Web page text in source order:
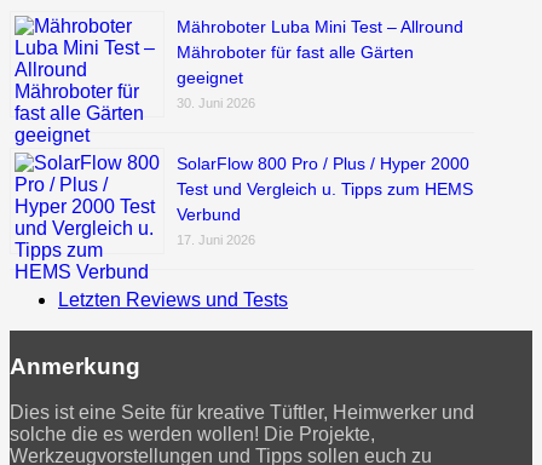
Mähroboter Luba Mini Test – Allround
Mähroboter für fast alle Gärten
geeignet
30. Juni 2026
SolarFlow 800 Pro / Plus / Hyper 2000
Test und Vergleich u. Tipps zum HEMS
Verbund
17. Juni 2026
Letzten Reviews und Tests
Anmerkung
Dies ist eine Seite für kreative Tüftler, Heimwerker und
solche die es werden wollen! Die Projekte,
Werkzeugvorstellungen und Tipps sollen euch zu